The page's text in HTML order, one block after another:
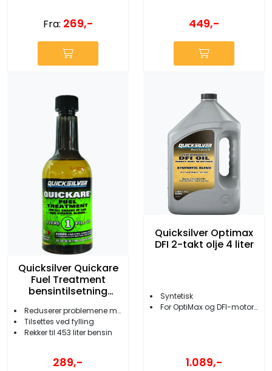
Fra: 269,- 449,-
Quicksilver Quickare
Fuel Treatment
bensintilsetning
Reduserer problemene med E10
Tilsettes ved fylling
Rekker til 453 liter bensin
289,-
Quicksilver Optimax
DFI 2-takt olje 4 liter
Syntetisk
For OptiMax og DFI-motorer
1.089,-